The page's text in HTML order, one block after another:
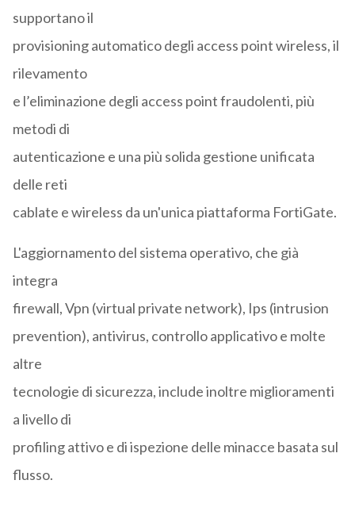
supportano il
provisioning automatico degli access point wireless, il
rilevamento
e l’eliminazione degli access point fraudolenti, più
metodi di
autenticazione e una più solida gestione unificata
delle reti
cablate e wireless da un'unica piattaforma FortiGate.
L'aggiornamento del sistema operativo, che già
integra
firewall, Vpn (virtual private network), Ips (intrusion
prevention), antivirus, controllo applicativo e molte
altre
tecnologie di sicurezza, include inoltre miglioramenti
a livello di
profiling attivo e di ispezione delle minacce basata sul
flusso.